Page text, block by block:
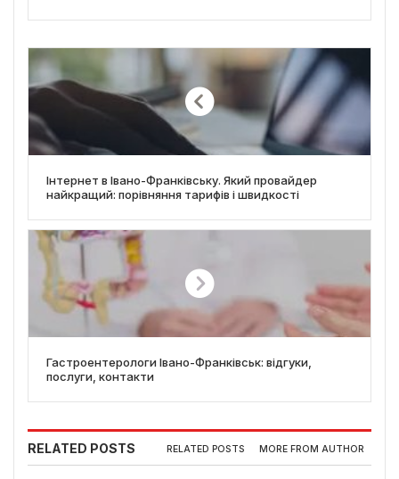
Інтернет в Івано-Франківську. Який провайдер
найкращий: порівняння тарифів і швидкості
Гастроентерологи Івано-Франківськ: відгуки,
послуги, контакти
RELATED POSTS RELATED POSTS MORE FROM AUTHOR